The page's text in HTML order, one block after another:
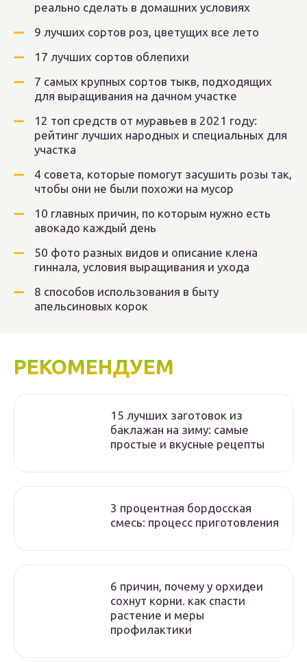
реально сделать в домашних условиях
9 лучших сортов роз, цветущих все лето
17 лучших сортов облепихи
7 самых крупных сортов тыкв, подходящих
для выращивания на дачном участке
12 топ средств от муравьев в 2021 году:
рейтинг лучших народных и специальных для
участка
4 совета, которые помогут засушить розы так,
чтобы они не были похожи на мусор
10 главных причин, по которым нужно есть
авокадо каждый день
50 фото разных видов и описание клена
гиннала, условия выращивания и ухода
8 способов использования в быту
апельсиновых корок
РЕКОМЕНДУЕМ
15 лучших заготовок из
баклажан на зиму: самые
простые и вкусные рецепты
3 процентная бордосская
смесь: процесс приготовления
6 причин, почему у орхидеи
сохнут корни. как спасти
растение и меры
профилактики